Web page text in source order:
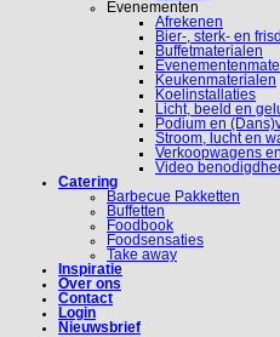
Evenementen
Afrekenen
Bier-, sterk- en
Buffetmaterialen
Keukenmaterialen
Koelinstallaties
Licht, beeld en
Podium en
Stroom, lucht en
Verkoopwagens
Video
Catering
Barbecue Pakketten
Buffetten
Foodbook
Foodsensaties
Take away
Inspiratie
Over ons
Contact
Login
Nieuwsbrief